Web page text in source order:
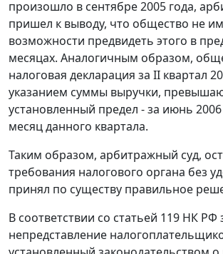
произошло в сентябре 2005 года,
пришел к выводу, что общество не
возможности предвидеть этого в
месяцах. Аналогичным образом,
налоговая декларация за II квартал
указанием суммы выручки,
установленный предел - за июнь
месяц данного квартала.
Таким образом, арбитражный суд,
требования налогового органа без
принял по существу правильное
В соответствии со статьей 119 НК РФ
непредставление